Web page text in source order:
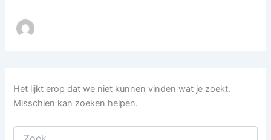
Het lijkt erop dat we niet kunnen vinden wat je zoekt.
Misschien kan zoeken helpen.
Zoek